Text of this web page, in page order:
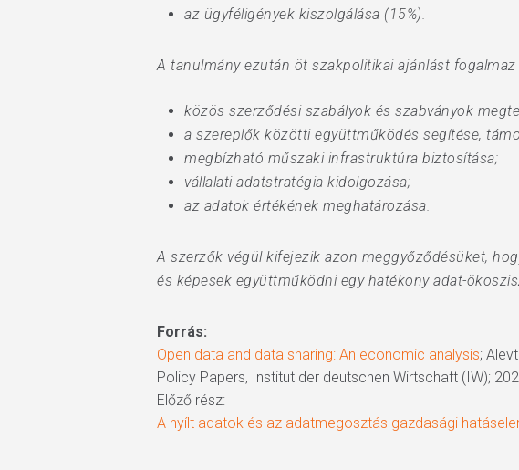
az ügyféligények kiszolgálása (15%).
A tanulmány ezután öt szakpolitikai ajánlást
közös szerződési szabályok és szabványok
a szereplők közötti együttműködés segítése,
megbízható műszaki infrastruktúra biztosítása;
vállalati adatstratégia kidolgozása;
az adatok értékének meghatározása.
A szerzők végül kifejezik azon meggyőződésüket,
és képesek együttműködni egy hatékony adat-
Forrás:
Open data and data sharing: An economic analysis;
Policy Papers, Institut der deutschen Wirtschaft (IW);
Előző rész:
A nyílt adatok és az adatmegosztás gazdasági